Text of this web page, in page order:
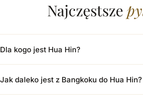
Najczęstsze
Dla kogo jest Hua Hin?
Jak daleko jest z Bangkoku do Hua Hin?